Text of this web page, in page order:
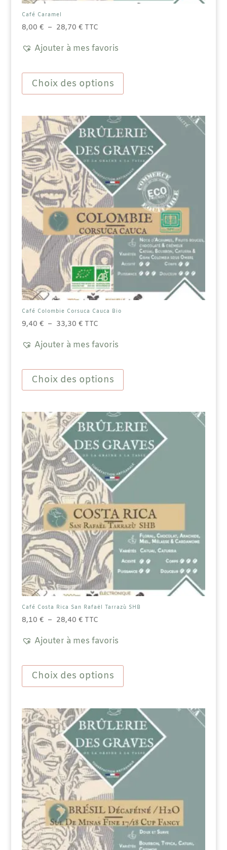
Café Caramel
8,00 € – 28,70 €Plage
prix :
à
28,70 €
TTC
Ajouter à mes favoris
Choix des options
plusieurs
options
peuvent
être
choisies
sur
la
page
du
produit
Café Colombie Corsuca Cauca Bio
9,40 € – 33,30 €Plage
prix :
à
33,30 €
TTC
Ajouter à mes favoris
Choix des options
produit
plusieurs
options
peuvent
être
choisies
sur
la
page
du
produit
Café Costa Rica San Rafaël Tarrazù SHB
8,10 € – 28,40 €Plage
prix :
à
28,40 €
TTC
Ajouter à mes favoris
Choix des options
produit
plusieurs
options
peuvent
être
choisies
sur
la
page
du
produit